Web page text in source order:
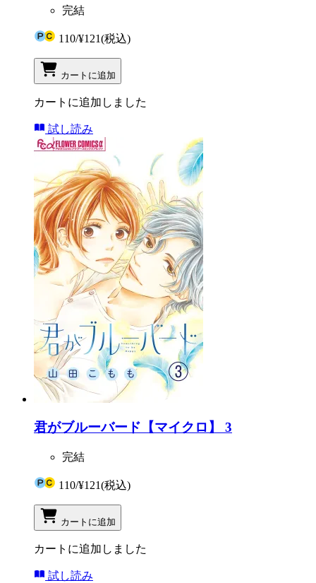
完結
110/¥121(税込)
カートに追加
カートに追加しました
試し読み
君がブルーバード【マイクロ】 3
完結
110/¥121(税込)
カートに追加
カートに追加しました
試し読み